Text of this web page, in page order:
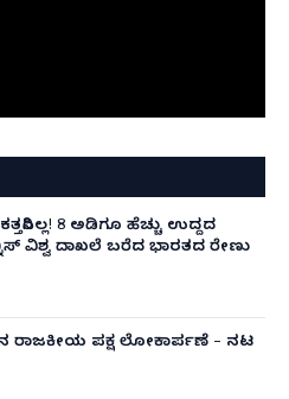
8 ಅಡಿಗೂ ಹೆಚ್ಚು ಉದ್ದದ
ವಿಶ್ವ ದಾಖಲೆ ಬರೆದ ಭಾರತದ ರೇಣು
ರಾಜಕೀಯ ಪಕ್ಷ ಲೋಕಾರ್ಪಣೆ – ನಟ